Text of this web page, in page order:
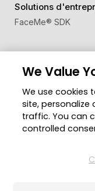
Solutions
FaceMe® SDK
Zone des Membres
Blog
We Value
We use cookies
site,
traffic. You can
controlled